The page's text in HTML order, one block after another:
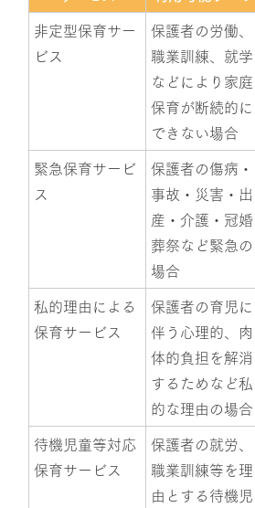
非定型保育サー
ビス
保護者の労働、
職業訓練、就学
などにより家庭
保育が断続的に
できない場合
緊急保育サービ
ス
保護者の傷病・
事故・災害・出
産・介護・冠婚
葬祭など緊急の
場合
私的理由による
保育サービス
保護者の育児に
伴う心理的、肉
体的負担を解消
するためなど私
的な理由の場合
待機児童等対応
保育サービス
保護者の就労、
職業訓練等を理
由とする待機児